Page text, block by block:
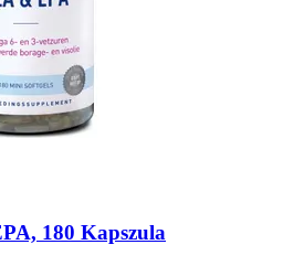
180 Kapszula